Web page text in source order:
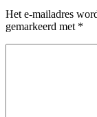
Het e-mailadres
gemarkeerd met *